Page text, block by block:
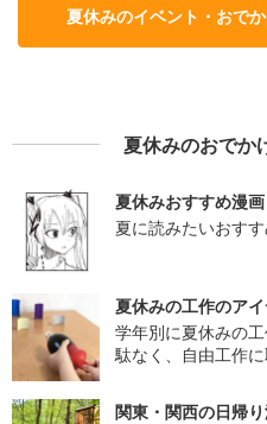
夏休みのイベント・おで
夏休みのおでか
夏休みおすすめ漫画
夏に読みたいおす
夏休みの工作のア
学年別に夏休みの
駄なく、自由工作に
関東・関西の日帰